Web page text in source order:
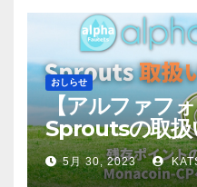
おしらせ
【アルファフ
Sproutsの取扱
5月 30, 2023